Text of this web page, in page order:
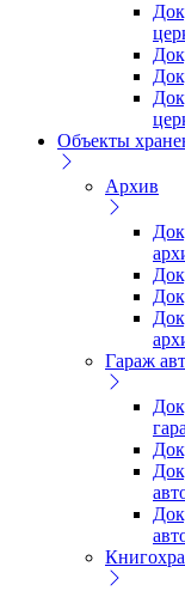
Объекты
Архив
Гараж